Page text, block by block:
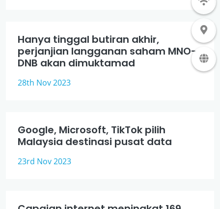
Hanya tinggal butiran akhir,
perjanjian langganan saham MNO-
DNB akan dimuktamad
28th Nov 2023
Google, Microsoft, TikTok pilih
Malaysia destinasi pusat data
23rd Nov 2023